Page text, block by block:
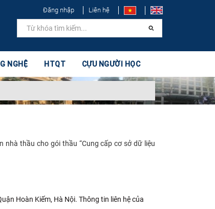
Đăng nhập Liên hệ
NGHỆ HTQT CỰU NGƯỜI HỌC
thầu cho gói thầu “Cung cấp cơ sở dữ liệu
Hoàn Kiếm, Hà Nội. Thông tin liên hệ của